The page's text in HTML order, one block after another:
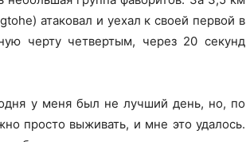
атаковал и уехал к своей первой в
черту четвертым, через 20 секунд
у меня был не лучший день, но, по
просто выживать, и мне это удалось.